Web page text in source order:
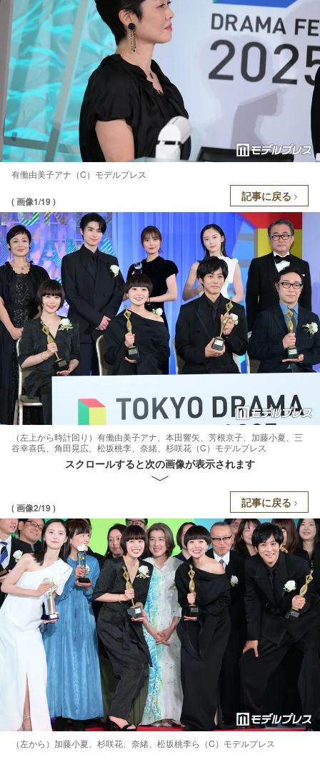
有働由美子アナ（C）モデルプレス
( 画像1/19 ) 記事に戻る
（左上から時計回り）有働由美子アナ、本田響矢、芳根京子、加藤小夏、三
谷幸喜氏、角田晃広、松坂桃李、奈緒、杉咲花（C）モデルプレス
スクロールすると次の画像が表示されます
( 画像2/19 ) 記事に戻る
（左から）加藤小夏、杉咲花、奈緒、松坂桃李ら（C）モデルプレス